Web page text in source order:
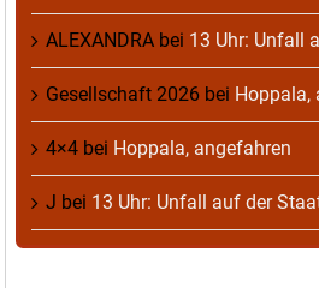
ALEXANDRA bei 13 Uhr: Unfall
Gesellschaft 2026 bei Hoppala,
4×4 bei Hoppala, angefahren
J bei 13 Uhr: Unfall auf der